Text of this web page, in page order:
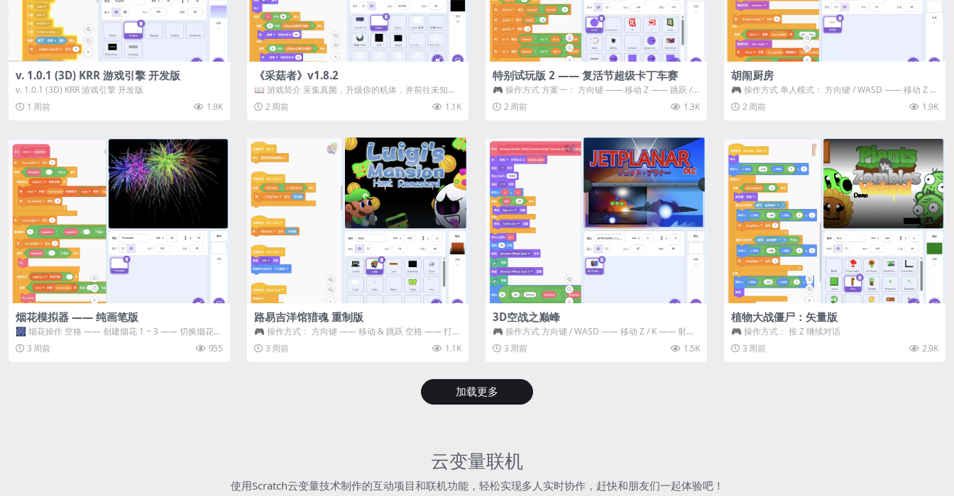
v. 1.0.1 (3D) KRR 游戏引擎 开发版
v. 1.0.1 (3D) KRR 游戏引擎 开发版
1 周前
1.9K
《采菇者》v1.8.2
📖 游戏简介 采集真菌，升级你的机体，并前往未知领
域探索。 这是一款静谧的探索冒...
2 周前 1.1K
特别试玩版 2 —— 复活节超级卡丁车赛
🎮 操作方式 方案一： 方向键 —— 移动 Z —— 跳跃 /
漂移 方案二： ...
2 周前 1.3K
胡闹厨房
🎮 操作方式 单人模式： 方向键 / WASD —— 移动 Z /
K —— 抓...
2 周前 1.9K
烟花模拟器 —— 纯画笔版
🎆 烟花操作 空格 —— 创建烟花 1 ~ 3 —— 切换烟花类
型 普通烟花 嘶...
3 周前 955
路易吉洋馆猎魂 重制版
🎮 操作方式： 方向键 —— 移动 & 跳跃 空格 —— 打开
宝箱 将你...
3 周前 1.1K
3D空战之巅峰
🎮 操作方式 方向键 / WASD —— 移动 Z / K —— 射击 /
攻击...
3 周前 1.5K
植物大战僵尸：矢量版
🎮 操作方式： 按 Z 继续对话
3 周前
2.9K
加载更多
云变量联机
使用Scratch云变量技术制作的互动项目和联机功能，轻松实现多人实时协作，赶快和朋友们一起体验吧！